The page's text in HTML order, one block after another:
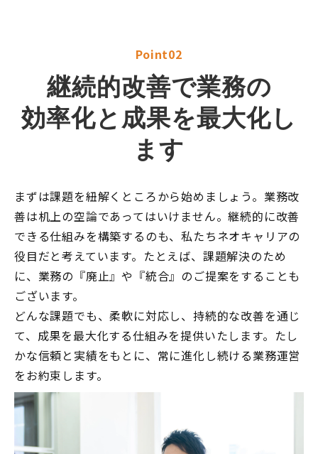
Point02
継続的改善で業務の
効率化と成果を最大化し
ます
まずは課題を紐解くところから始めましょう。業務改
善は机上の空論であってはいけません。継続的に改善
できる仕組みを構築するのも、私たちネオキャリアの
役目だと考えています。たとえば、課題解決のため
に、業務の『廃止』や『統合』のご提案をすることも
ございます。
どんな課題でも、柔軟に対応し、持続的な改善を通じ
て、成果を最大化する仕組みを提供いたします。たし
かな信頼と実績をもとに、常に進化し続ける業務運営
をお約束します。